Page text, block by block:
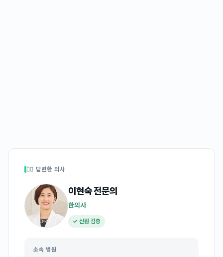
👩‍⚕️ 답변한 의사
이현숙전문의
한의사
✓ 신원 검증
소속 병원